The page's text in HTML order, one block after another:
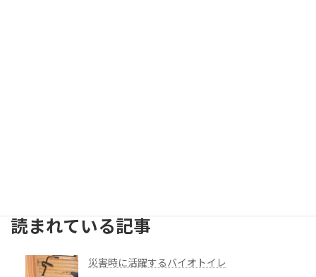
読まれている記事
災害時に活躍するバイオトイレ